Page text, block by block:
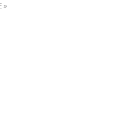
»